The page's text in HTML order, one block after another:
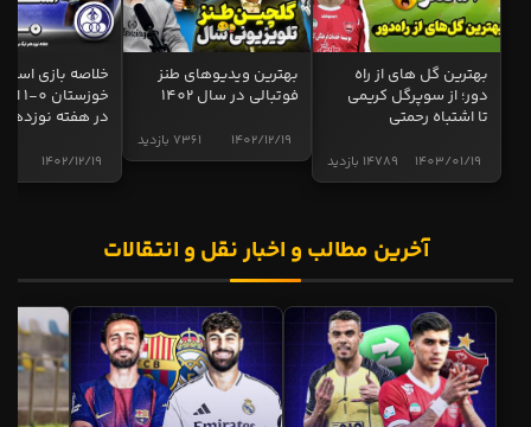
بهترین گل های از راه
دور؛ از سوپرگل کریمی
تا اشتباه رحمتی
14789 بازدید 1403/01/19
بهترین ویدیوهای طنز
فوتبالی در سال 1402
7361 بازدید 1402/12/19
خلاصه بازی
در هفته نوزدهم
1402/12/19
آخرین مطالب و اخبار نقل و انتقالات